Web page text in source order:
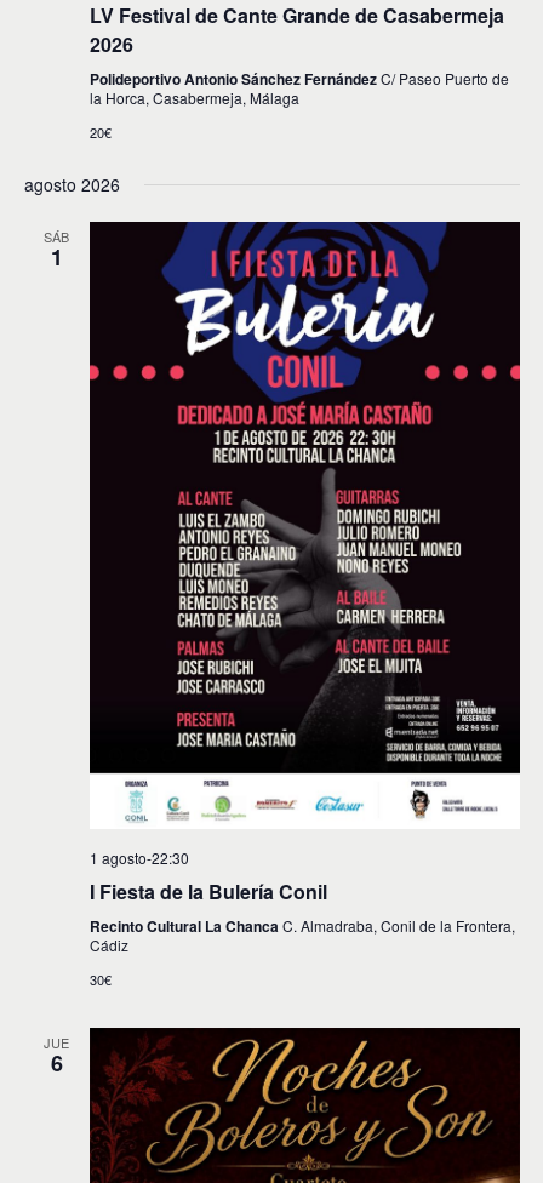
LV Festival de Cante Grande de Casabermeja
2026
Polideportivo Antonio Sánchez FernándezC/ Paseo Puerto de
la Horca, Casabermeja, Málaga
20€
agosto 2026
SÁB
1
1 agosto-22:30
I Fiesta de la Bulería Conil
Recinto Cultural La ChancaC. Almadraba, Conil de la Frontera,
Cádiz
30€
JUE
6